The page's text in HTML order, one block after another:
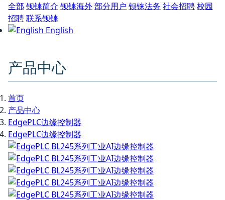
全部 钡铼简介 钡铼海外部分用户 钡铼法务 社会招聘校园
招聘联系钡铼
English
产品中心
首页
产品中心
EdgePLC边缘控制器
EdgePLC边缘控制器